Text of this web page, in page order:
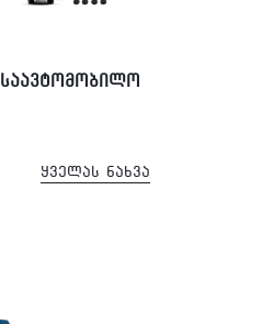
საავტომობილო
ყველას ნახვა